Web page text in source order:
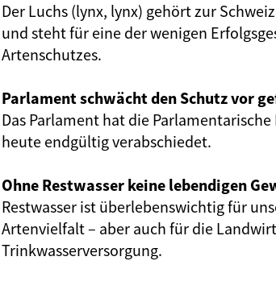
Der Luchs (lynx, lynx) gehört zur
und steht für eine der wenigen
Artenschutzes.
Parlament schwächt den Schutz vor
Das Parlament hat die
heute endgültig verabschiedet.
Ohne Restwasser keine lebendigen
Restwasser ist überlebenswichtig für
Artenvielfalt – aber auch für die
Trinkwasserversorgung.